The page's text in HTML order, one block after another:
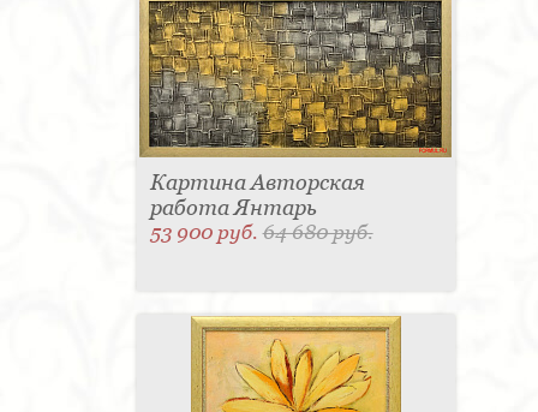
Картина Авторская
работа Янтарь
53 900 руб.64 680 руб.